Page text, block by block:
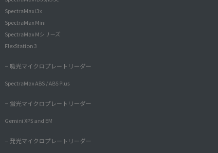
SpectraMax i3x
SpectraMax Mini
SpectraMax Mシリーズ
FlexStation 3
− 吸光マイクロプレートリーダー
SpectraMax ABS / ABS Plus
− 蛍光マイクロプレートリーダー
Gemini XPS and EM
− 発光マイクロプレートリーダー